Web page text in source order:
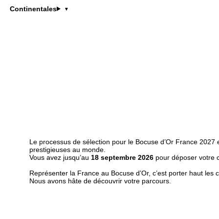
Le processus de sélection pour le Bocuse d’Or France
prestigieuses au monde.
Vous avez jusqu’au 18 septembre 2026 pour déposer votre
Représenter la France au Bocuse d’Or, c’est porter haut
Nous avons hâte de découvrir votre parcours.
Continentales